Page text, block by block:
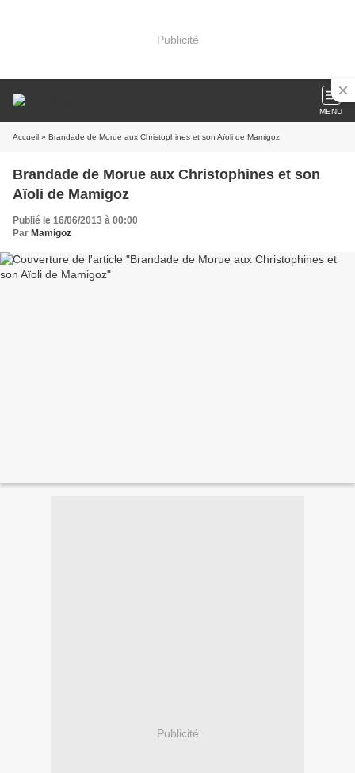
Publicité
MENU
Accueil » Brandade de Morue aux Christophines et son Aïoli de Mamigoz
Brandade de Morue aux Christophines et son
Aïoli de Mamigoz
Publié le 16/06/2013 à 00:00
Par Mamigoz
Publicité